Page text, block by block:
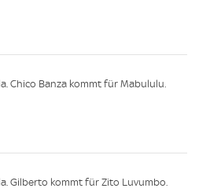
Chico Banza kommt für Mabululu.
Gilberto kommt für Zito Luvumbo.